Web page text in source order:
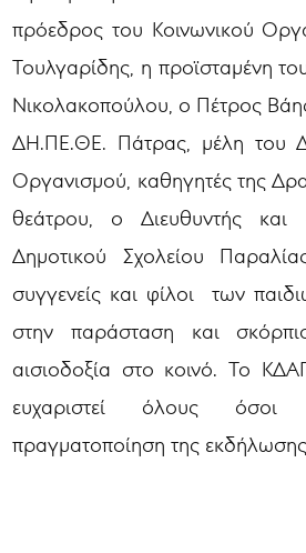
πρόεδρος του Κοινωνικού
Τουλγαρίδης, η προϊσταμένη
Νικολακοπούλου, ο Πέτρος
ΔΗ.ΠΕ.ΘΕ. Πάτρας, μέλη του
Οργανισμού, καθηγητές της
θεάτρου, ο Διευθυντής και
Δημοτικού Σχολείου
συγγενείς και φίλοι των
στην παράσταση και
αισιοδοξία στο κοινό. Το
ευχαριστεί όλους
πραγματοποίηση της